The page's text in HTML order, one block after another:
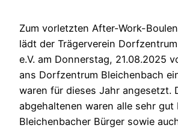
Zum vorletzten After-Work-
lädt der Trägerverein
e.V. am Donnerstag, 21.08.2025
ans Dorfzentrum Bleichenbach
waren für dieses Jahr angesetzt.
abgehaltenen waren alle sehr gut
Bleichenbacher Bürger sowie